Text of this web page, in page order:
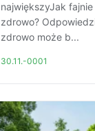
największyJak
zdrowo?
zdrowo może b...
30.11.-0001